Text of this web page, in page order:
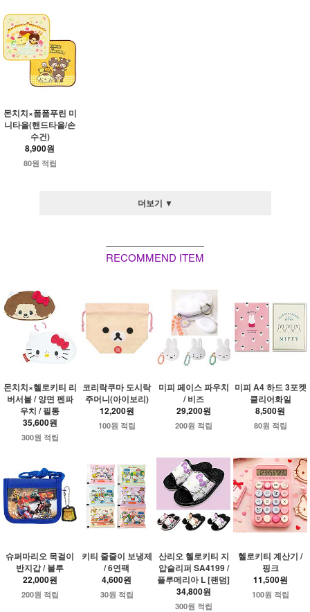
몬치치×폼폼푸린 미
니타올(핸드타올/손
수건)
8,900원
80원 적립
더보기 ▼
RECOMMEND ITEM
몬치치×헬로키티 리
버서블 / 양면 펜파
우치 / 필통
35,600원
300원 적립
코리락쿠마 도시락
주머니(아이보리)
12,200원
100원 적립
미피 페이스 파우치
/ 비즈
29,200원
200원 적립
미피 A4 하드 3포켓
클리어화일
8,500원
80원 적립
슈퍼마리오 목걸이
반지갑 / 블루
22,000원
200원 적립
키티 줄줄이 보냉제
/ 6연팩
4,600원
30원 적립
산리오 헬로키티 지
압슬리퍼 SA4199 /
플루메리아 L [랜덤]
34,800원
300원 적립
헬로키티 계산기 /
핑크
11,500원
100원 적립